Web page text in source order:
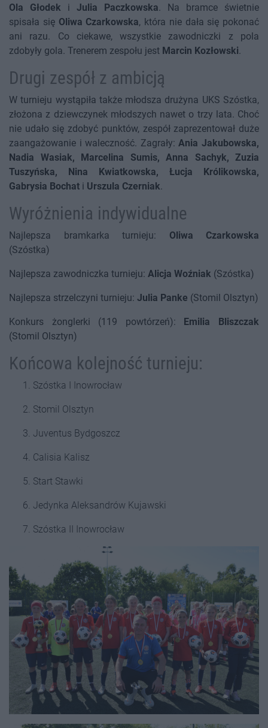
Ola Głodek i Julia Paczkowska. Na bramce świetnie
spisała się Oliwa Czarkowska, która nie dała się pokonać
ani razu. Co ciekawe, wszystkie zawodniczki z pola
zdobyły gola. Trenerem zespołu jest Marcin Kozłowski.
Drugi zespół z ambicją
W turnieju wystąpiła także młodsza drużyna UKS Szóstka,
złożona z dziewczynek młodszych nawet o trzy lata. Choć
nie udało się zdobyć punktów, zespół zaprezentował duże
zaangażowanie i waleczność. Zagrały:Ania Jakubowska,
Nadia Wasiak, Marcelina Sumis, Anna Sachyk, Zuzia
Tuszyńska, Nina Kwiatkowska, Łucja Królikowska,
Gabrysia Bochat i Urszula Czerniak.
Wyróżnienia indywidualne
Najlepsza bramkarka turnieju: Oliwa Czarkowska
(Szóstka)
Najlepsza zawodniczka turnieju: Alicja Woźniak (Szóstka)
Najlepsza strzelczyni turnieju: Julia Panke (Stomil Olsztyn)
Konkurs żonglerki (119 powtórzeń):
Emilia Bliszczak
(Stomil Olsztyn)
Końcowa kolejność turnieju:
Szóstka I Inowrocław
Stomil Olsztyn
Juventus Bydgoszcz
Calisia Kalisz
Start Stawki
Jedynka Aleksandrów Kujawski
Szóstka II Inowrocław